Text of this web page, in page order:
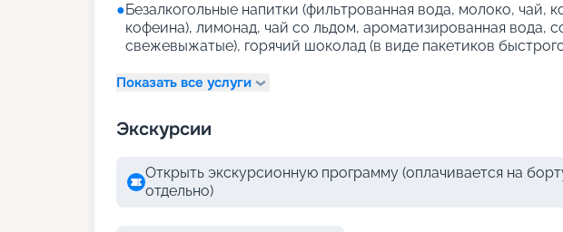
●Безалкогольные напитки (фильтрованная вода, молоко, чай,
кофеина), лимонад, чай со льдом, ароматизированная вода,
свежевыжатые), горячий шоколад (в виде пакетиков
Показать все услуги
Экскурсии
Открыть экскурсионную программу (оплачивается на
отдельно)